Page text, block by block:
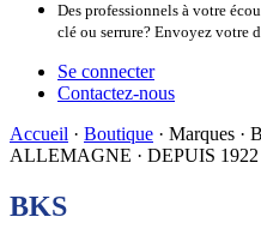
Des professionnels à votre
clé ou serrure? Envoyez votre
Se connecter
Contactez-nous
Accueil · Boutique · Marques ·
ALLEMAGNE · DEPUIS 1922
BKS